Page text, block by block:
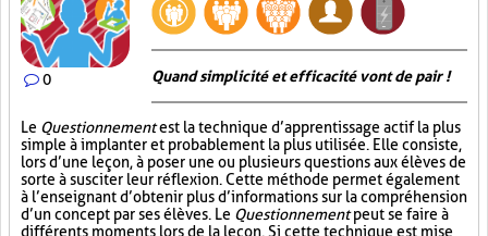
0 Quand simplicité et efficacité vont de pair !
Le Questionnementest la technique d’apprentissage actif la plus
simple à implanter et probablement la plus utilisée. Elle consiste,
lors d’une leçon, à poser une ou plusieurs questions aux élèves de
sorte à susciter leur réflexion. Cette méthode permet également
à l’enseignant d’obtenir plus d’informations sur la compréhension
d’un concept par ses élèves. Le Questionnementpeut se faire à
différents moments lors de la leçon. Si cette technique est mise